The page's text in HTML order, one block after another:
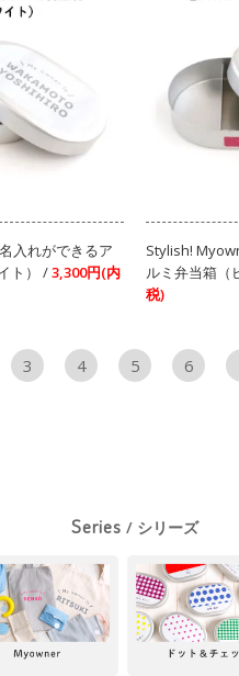
入れができるア
ト） /3,300円(内
Stylish!
ルミ弁当箱（
税)
3 4 5 6
Series / シリーズ